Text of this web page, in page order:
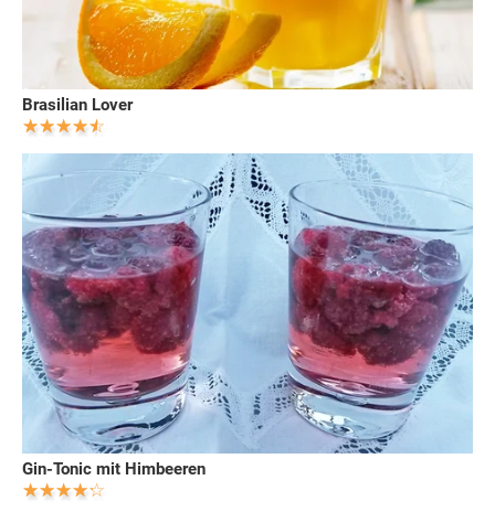
Brasilian Lover
Gin-Tonic mit Himbeeren